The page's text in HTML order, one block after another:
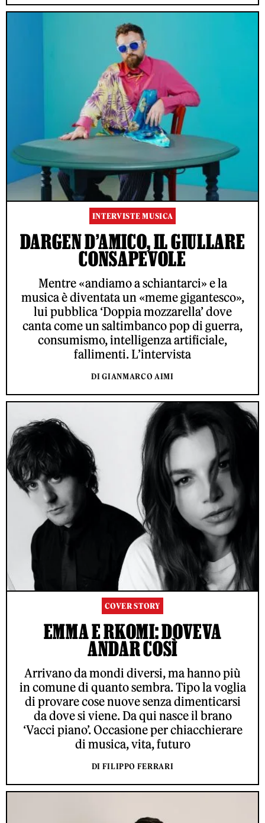
INTERVISTE MUSICA
DARGEN D’AMICO, IL GIULLARE
CONSAPEVOLE
Mentre «andiamo a schiantarci» e la
musica è diventata un «meme gigantesco»,
lui pubblica ‘Doppia mozzarella’ dove
canta come un saltimbanco pop di guerra,
consumismo, intelligenza artificiale,
fallimenti. L’intervista
DI GIANMARCO AIMI
COVER STORY
EMMA E RKOMI: DOVEVA
ANDAR COSÌ
Arrivano da mondi diversi, ma hanno più
in comune di quanto sembra. Tipo la voglia
di provare cose nuove senza dimenticarsi
da dove si viene. Da qui nasce il brano
‘Vacci piano’. Occasione per chiacchierare
di musica, vita, futuro
DI FILIPPO FERRARI